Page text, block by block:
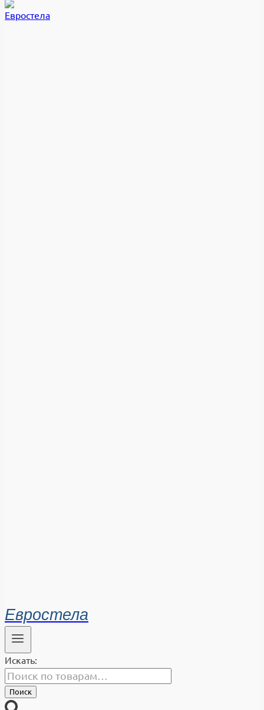
Евростела
Искать:
Поиск